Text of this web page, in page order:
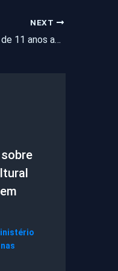
NEXT
PM resgata criança de 11 anos acorrentada dentro de um barril de ferro em São Paulo; três são presos